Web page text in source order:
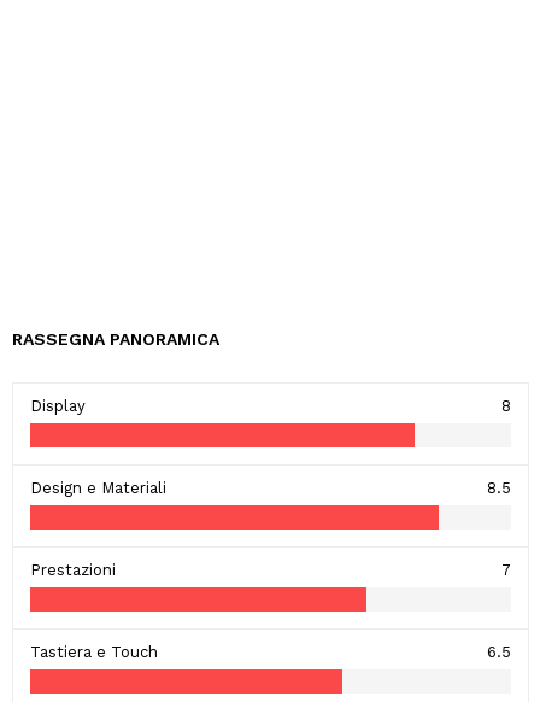
RASSEGNA PANORAMICA
Display 8
Design e Materiali 8.5
Prestazioni 7
Tastiera e Touch 6.5